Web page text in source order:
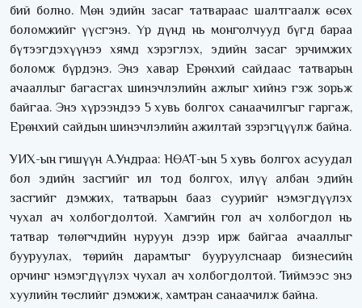
бий болно. Мөн эдийн засаг татвараас шалтгаалж өсөх
боломжийг үүсгэнэ. Үр дүнд нь монголчууд бүгд бараа
бүтээгдэхүүнээ хямд хэрэглэх, эдийн засаг эрчимжих
боломж бүрдэнэ. Энэ хавар Ерөнхий сайдаас татварын
ачааллыг багасгах шинэчлэлийн ажлыг хийнэ гэж зорьж
байгаа. Энэ хүрээндээ 5 хувь болгох санаачилгыг гаргаж,
Ерөнхий сайдын шинэчлэлийн ажилтай зэрэгцүүлж байна.
УИХ-ын гишүүн А.Ундраа: НӨАТ-ын 5 хувь болгох асуудал
бол эдийн засгийг ил тод болгох, илүү албан эдийн
засгийг дэмжих, татварын бааз суурийг нэмэгдүүлэх
чухал ач холбогдолтой. Хамгийн гол ач холбогдол нь
татвар төлөгчдийн нуруун дээр ирж байгаа ачааллыг
бууруулах, төрийн дарамтыг бууруулснаар бизнесийн
орчинг нэмэгдүүлэх чухал ач холбогдолтой. Тиймээс энэ
хуулийн төслийг дэмжиж, хамтран санаачилж байна.